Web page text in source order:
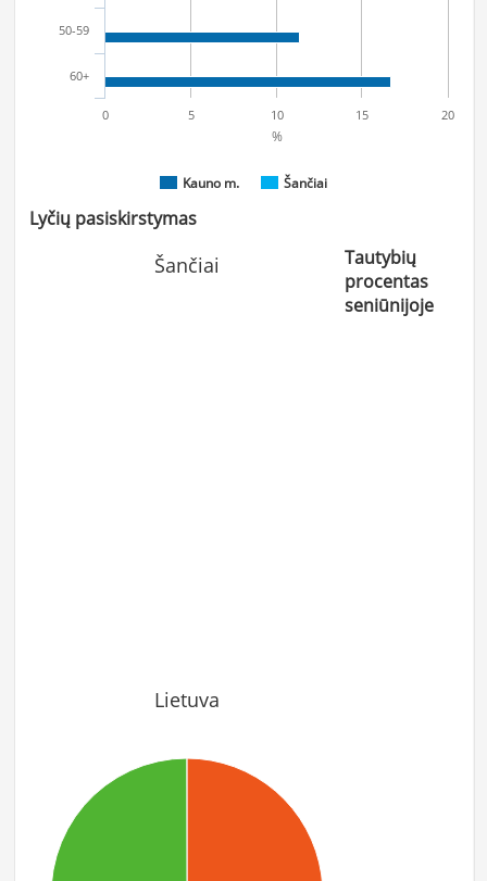
%
Kauno m. Šančiai
50-59
60+
0 5 10 15 20
Lyčių pasiskirstymas
Šančiai
Lietuva
Tautybių
procentas
seniūnijoje